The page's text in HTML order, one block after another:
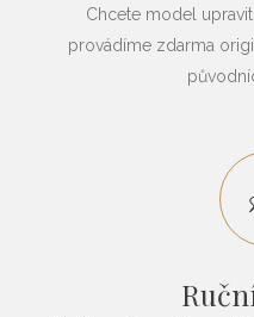
Chcete model
provádíme zdarma